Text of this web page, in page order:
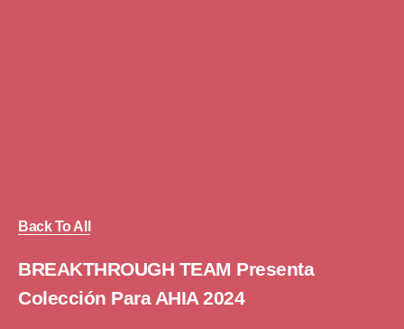
Back To All
BREAKTHROUGH TEAM Presenta
Colección Para AHIA 2024